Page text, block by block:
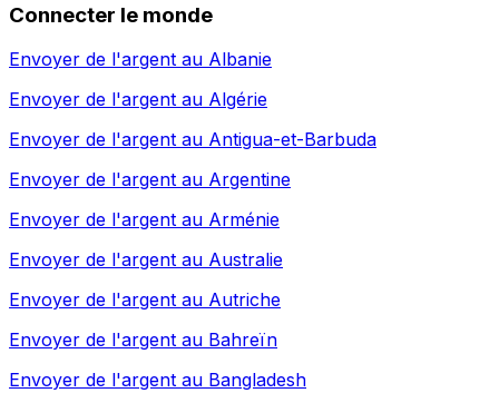
Connecter le monde
Envoyer de l'argent au Albanie
Envoyer de l'argent au Algérie
Envoyer de l'argent au Antigua-et-Barbuda
Envoyer de l'argent au Argentine
Envoyer de l'argent au Arménie
Envoyer de l'argent au Australie
Envoyer de l'argent au Autriche
Envoyer de l'argent au Bahreïn
Envoyer de l'argent au Bangladesh